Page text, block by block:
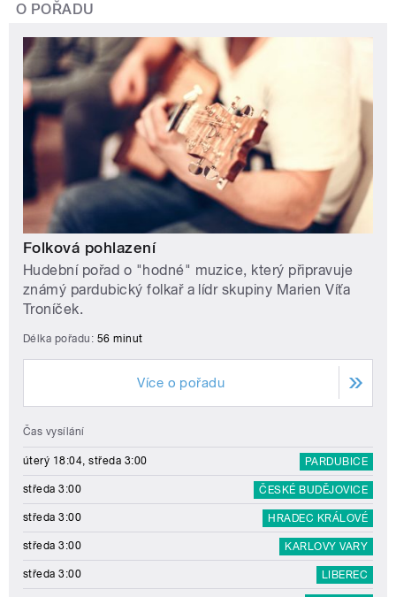
O POŘADU
Folková pohlazení
Hudební pořad o "hodné" muzice, který připravuje
známý pardubický folkař a lídr skupiny Marien Víťa
Troníček.
Délka pořadu: 56 minut
Více o pořadu
Čas vysílání
úterý 18:04, středa 3:00 PARDUBICE
středa 3:00 ČESKÉ BUDĚJOVICE
středa 3:00 HRADEC KRÁLOVÉ
středa 3:00 KARLOVY VARY
středa 3:00 LIBEREC